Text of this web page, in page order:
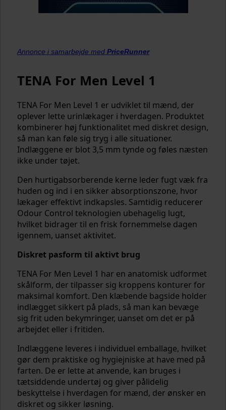
Annonce i samarbejde med PriceRunner
TENA For Men Level 1
TENA For Men Level 1 er udviklet til mænd, der
oplever lette urinlækager i hverdagen. Produktet
kombinerer høj funktionalitet med diskret design,
så man kan føle sig tryg i alle situationer.
Indlæggene er blot 3,5 mm tynde og føles næsten
ikke under tøjet.
Den hurtigabsorberende kerne leder fugt væk fra
huden og ind i en sikker absorptionszone, hvor
lækager effektivt indkapsles. Samtidig reducerer
Odour Control teknologien ubehagelig lugt,
hvilket bidrager til en frisk fornemmelse dagen
igennem, uanset aktivitet.
Diskret pasform til aktivt brug
TENA For Men Level 1 har en anatomisk udformet
skålform, der tilpasser sig kroppens konturer for
maksimal komfort. Den klæbende bagside holder
indlægget sikkert på plads, så man kan bevæge
sig frit uden bekymringer, uanset om det er på
arbejdet eller i fritiden.
Indlæggene leveres i individuel emballage, hvilket
gør dem praktiske og hygiejniske at have med på
farten. De er lette at anvende, kan bruges i
tætsiddende undertøj og giver pålidelig
beskyttelse i hverdagen for mænd, der ønsker en
diskret og sikker løsning.